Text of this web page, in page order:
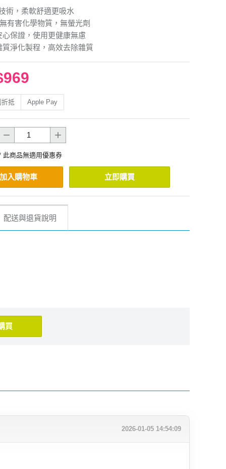
術，柔軟舒適更吸水
有害化學物質，無螢光劑
心保證，使用更健康無慮
質淨化製程，高效去除雜質
抵 Apple Pay
此商品無適用優惠券
加入購物車 立即購買
配送與退貨說明
買
2026-01-05 14:54:09